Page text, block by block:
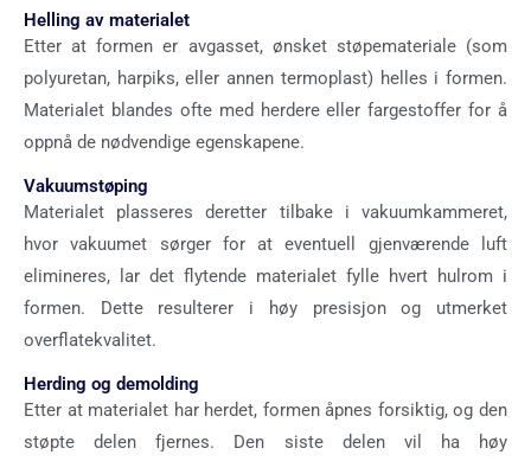
Helling av materialet
Etter at formen er avgasset, ønsket støpemateriale (som
polyuretan, harpiks, eller annen termoplast) helles i formen.
Materialet blandes ofte med herdere eller fargestoffer for å
oppnå de nødvendige egenskapene.
Vakuumstøping
Materialet plasseres deretter tilbake i vakuumkammeret,
hvor vakuumet sørger for at eventuell gjenværende luft
elimineres, lar det flytende materialet fylle hvert hulrom i
formen. Dette resulterer i høy presisjon og utmerket
overflatekvalitet.
Herding og demolding
Etter at materialet har herdet, formen åpnes forsiktig, og den
støpte delen fjernes. Den siste delen vil ha høy